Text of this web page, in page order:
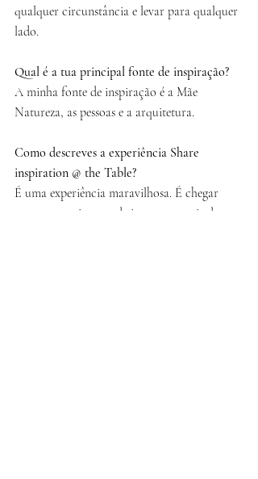
qualquer circunstância e levar para qualquer
lado.
Qual é a tua principal fonte de inspiração?
A minha fonte de inspiração é a Mãe
Natureza, as pessoas e a arquitetura.
Como descreves a experiência Share
inspiration @ the Table?
É uma experiência maravilhosa. É chegar
com um sentimento de incerteza e sair de